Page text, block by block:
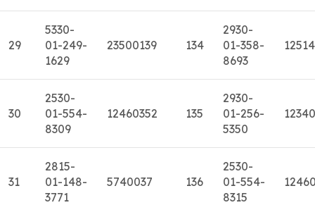
29
5330-
01-249-
1629
23500139 134
2930-
01-358-
8693
30
2530-
01-554-
8309
12460352 135
2930-
01-256-
5350
31
2815-
01-148-
3771
5740037 136
2530-
01-554-
8315